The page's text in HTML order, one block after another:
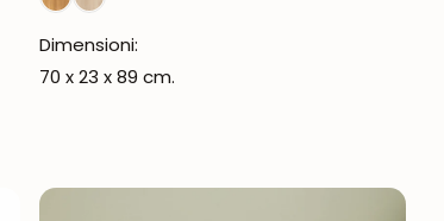
Dimensioni:
70 x 23 x 89 cm.